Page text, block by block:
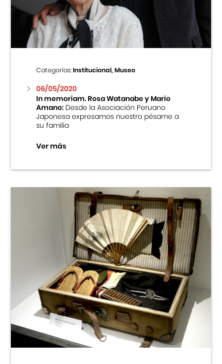
Centro Cultural Peruano Japonés
Cursos
Museo de la Inmigración Japonesa
Fondo Editorial
Teatro Peruano Japonés
Categorías:Institucional, Museo
06/05/2020
In memoriam. Rosa Watanabe y Mario
Amano:Desde la Asociación Peruano
Japonesa expresamos nuestro pésame a
su familia
Ver más